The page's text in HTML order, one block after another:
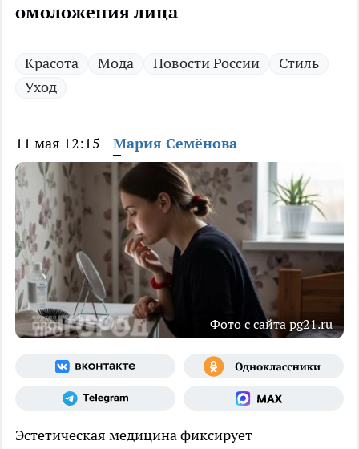
омоложения лица
Красота Мода Новости России
Стиль
Уход
11 мая 12:15 Мария Семёнова
Фото с сайта pg21.ru
Эстетическая медицина фиксирует